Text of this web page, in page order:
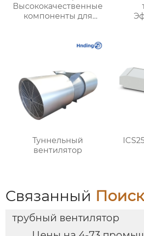
Высококачественные
компоненты для
Туннельный
вентилятор
Связанный Поиск
трубный вентилятор